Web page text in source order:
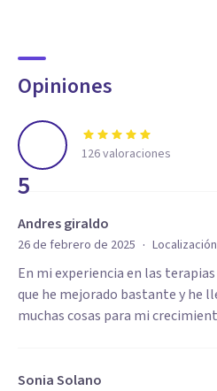
Opiniones
5
126valoraciones
Andres giraldo
26 de febrero de 2025 ·
En mi experiencia en las
que he mejorado bastante y he
muchas cosas para mi
Sonia Solano